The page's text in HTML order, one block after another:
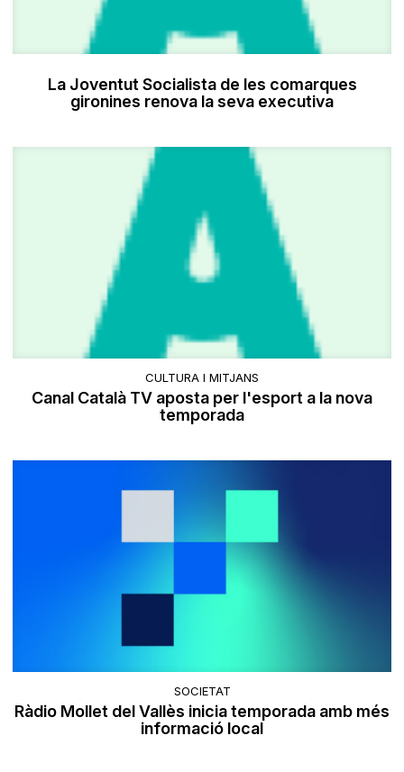
La Joventut Socialista de les comarques
gironines renova la seva executiva
CULTURA I MITJANS
Canal Català TV aposta per l'esport a la nova
temporada
SOCIETAT
Ràdio Mollet del Vallès inicia temporada amb més
informació local